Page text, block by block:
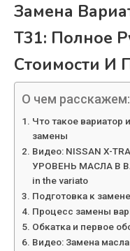
Замена
T31: Полное
Стоимости И
О чем расскажем:
Что такое вариатор
замены
Видео: NISSAN X-
УРОВЕНЬ МАСЛА В
in the variato
Подготовка к
Процесс замены
Обкатка и первое
Видео: Замена